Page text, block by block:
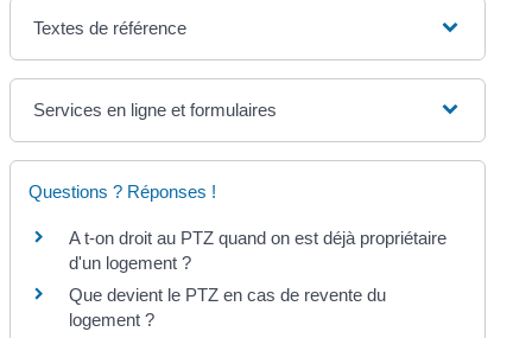
Textes de référence
Services en ligne et formulaires
Questions ? Réponses !
A t-on droit au PTZ quand on est déjà propriétaire
d'un logement ?
Que devient le PTZ en cas de revente du
logement ?